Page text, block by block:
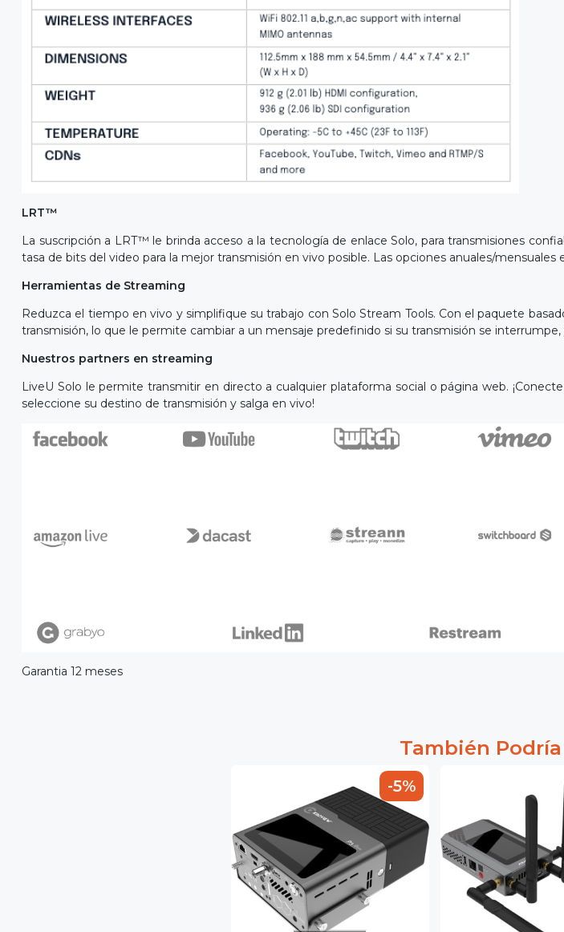
LRT™
La suscripción a LRT™ le brinda acceso a la tecnología de enlace Solo, para transmisiones
tasa de bits del video para la mejor transmisión en vivo posible. Las opciones anuales/
Herramientas de Streaming
Reduzca el tiempo en vivo y simplifique su trabajo con Solo Stream Tools. Con el paquete
transmisión, lo que le permite cambiar a un mensaje predefinido si su transmisión se
Nuestros partners en streaming
LiveU Solo le permite transmitir en directo a cualquier plataforma social o página web.
seleccione su destino de transmisión y salga en vivo!
Garantia 12 meses
También
-5%